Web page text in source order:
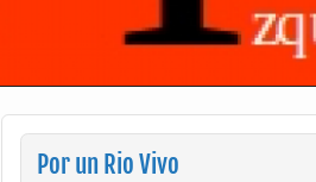
Por un Rio Vivo